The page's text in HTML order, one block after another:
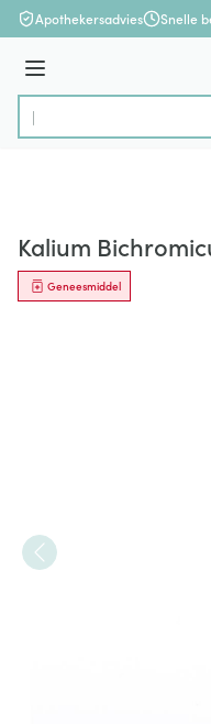
Ga naar de inhoud
Apothekersadvies Snelle
Menu
Product, merk,
Kalium
Geneesmiddel